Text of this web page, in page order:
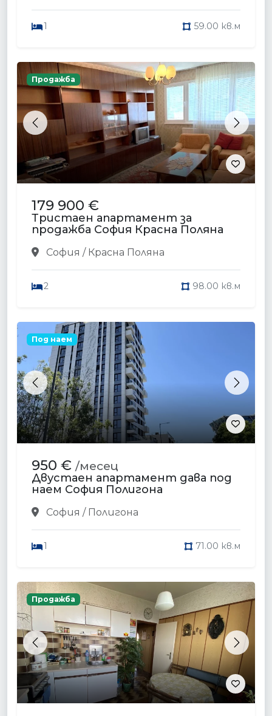
1 59.00 кв.м
Previous Next
Продажба
179 900 €
Тристаен апартамент за
продажба София Красна Поляна
София / Красна Поляна
2 98.00 кв.м
Previous Next
Под наем
950 € /месец
Двустаен апартамент дава под
наем София Полигона
София / Полигона
1 71.00 кв.м
Previous Next
Продажба